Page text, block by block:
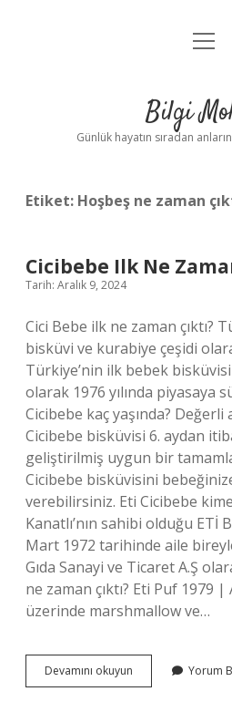
Anasayfa
Yasal
Bilgi
Günlük hayatın sıradan
Etiket: Hoşbeş ne zaman
Cicibebe Ilk Ne
Tarih: Aralık 9, 2024
Cici Bebe ilk ne zaman çıktı?
bisküvi ve kurabiye çeşidi
Türkiye’nin ilk bebek bisküvisi
olarak 1976 yılında piyasaya
Cicibebe kaç yaşında?
Cicibebe bisküvisi 6. aydan
geliştirilmiş uygun bir
Cicibebe bisküvisini
verebilirsiniz. Eti Cicibebe
Kanatlı’nın sahibi olduğu ETİ
Mart 1972 tarihinde aile
Gıda Sanayi ve Ticaret A.Ş
ne zaman çıktı? Eti Puf 1979
üzerinde marshmallow ve…
Devamını okuyun Cicibebe
Ilk
Yorum